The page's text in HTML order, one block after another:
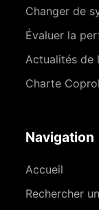
Changer de
Évaluer la
Actualités de
Charte
Navigation
Accueil
Rechercher